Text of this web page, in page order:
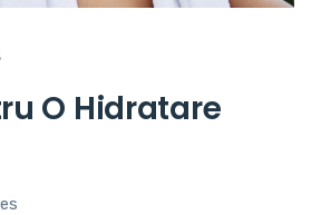
O Hidratare